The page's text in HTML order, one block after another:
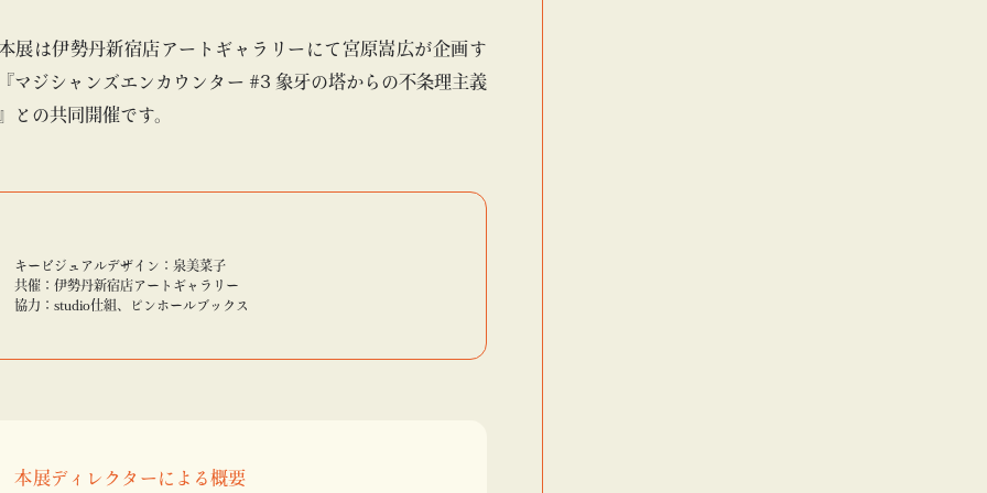
展は伊勢丹新宿店アートギャラリーにて宮原嵩広が企画す
マジシャンズエンカウンター #3 象牙の塔からの不条理主義
との共同開催です。
キービジュアルデザイン：泉美菜子
共催：伊勢丹新宿店アートギャラリー
協力：studio仕組、ピンホールブックス
本展ディレクターによる概要